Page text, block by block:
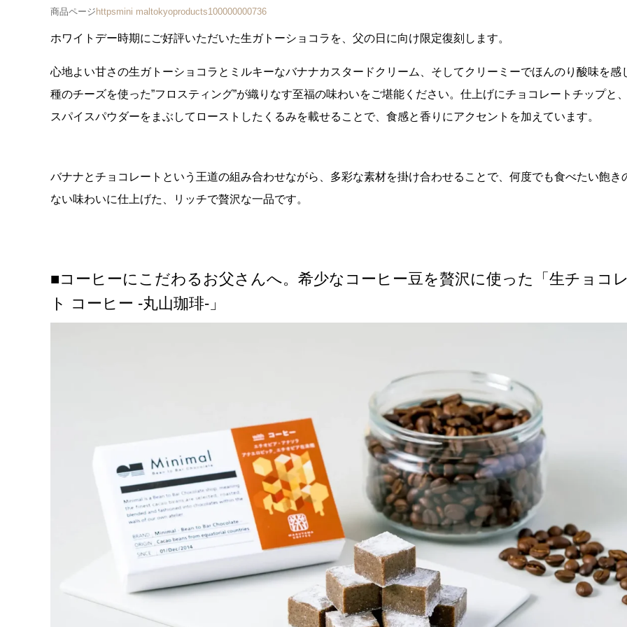
商品ページ httpsmini maltokyoproducts100000000736
ホワイトデー時期にご好評いただいた生ガトーショコラを、父の日に向け限定復刻します。
心地よい甘さの生ガトーショコラとミルキーなバナナカスタードクリーム、そしてクリーミーでほんのり酸味を感
種のチーズを使った”フロスティング”が織りなす至福の味わいをご堪能ください。仕上げにチョコレートチップと
スパイスパウダーをまぶしてローストしたくるみを載せることで、食感と香りにアクセントを加えています。
バナナとチョコレートという王道の組み合わせながら、多彩な素材を掛け合わせることで、何度でも食べたい飽き
ない味わいに仕上げた、リッチで贅沢な一品です。
■コーヒーにこだわるお父さんへ。希少なコーヒー豆を贅沢に使った「生チョコ
ト コーヒー -丸山珈琲-」